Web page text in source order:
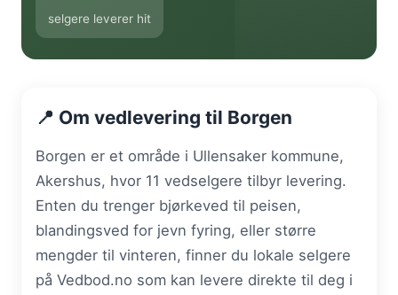
selgere leverer hit
📍 Om vedlevering til Borgen
Borgen er et område i Ullensaker kommune,
Akershus, hvor 11 vedselgere tilbyr levering.
Enten du trenger bjørkeved til peisen,
blandingsved for jevn fyring, eller større
mengder til vinteren, finner du lokale selgere
på Vedbod.no som kan levere direkte til deg i